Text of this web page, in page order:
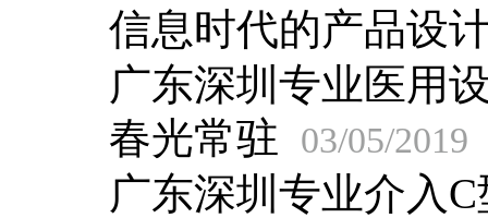
信息时代的产品设
广东深圳专业医用
春光常驻
03/05/2019
广东深圳专业介入